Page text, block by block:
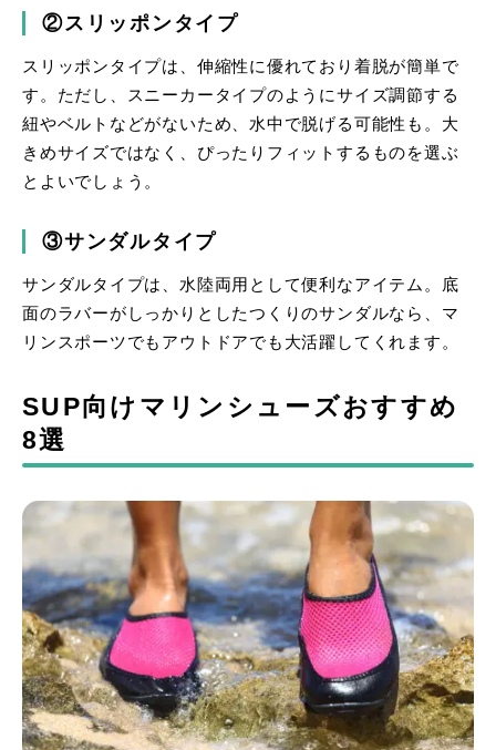
②スリッポンタイプ
スリッポンタイプは、伸縮性に優れており着脱が簡単で
す。ただし、スニーカータイプのようにサイズ調節する
紐やベルトなどがないため、水中で脱げる可能性も。大
きめサイズではなく、ぴったりフィットするものを選ぶ
とよいでしょう。
③サンダルタイプ
サンダルタイプは、水陸両用として便利なアイテム。底
面のラバーがしっかりとしたつくりのサンダルなら、マ
リンスポーツでもアウトドアでも大活躍してくれます。
SUP向けマリンシューズおすすめ
8選